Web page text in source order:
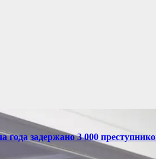
года задержано 3 000